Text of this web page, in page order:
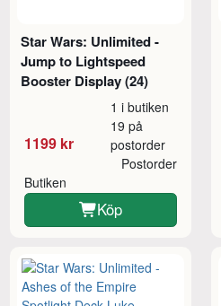
Star Wars: Unlimited -
Jump to Lightspeed
Booster Display (24)
1199 kr
1 i butiken
19 på
postorder
Butiken
Postorder
Köp